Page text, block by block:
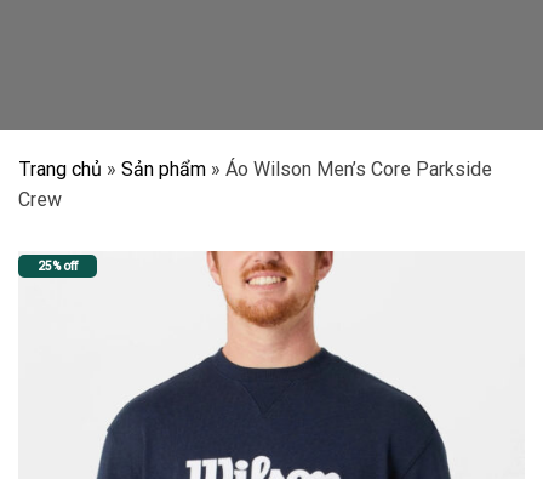
Trang chủ » Sản phẩm » Áo Wilson Men’s Core Parkside
Crew
25% off